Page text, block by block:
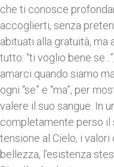
che ti conosce
accoglierti, senza
abituati alla gratuità,
tutto: “ti voglio bene
amarci quando siamo
ogni “se” e “ma”, per
valere il suo sangue. In
completamente perso il
tensione al Cielo, i valori
bellezza, l’esistenza